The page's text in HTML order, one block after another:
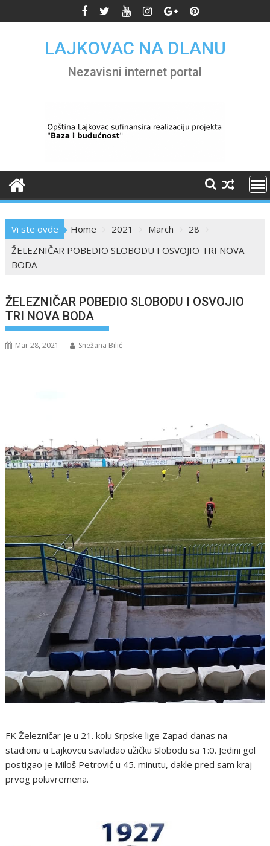
to
LAJKOVAC NA DLANU
Nezavisni internet portal
Vi ste ovde Home 2021 March
28
ŽELEZNIČAR POBEDIO SLOBODU I OSVOJIO TRI NOVA
BODA
ŽELEZNIČAR POBEDIO SLOBODU I OSVOJIO
TRI NOVA BODA
Mar 28, 2021 Snežana Bilić
FK Železničar je u 21. kolu Srpske lige Zapad danas na
stadionu u Lajkovcu savladao užičku Slobodu sa 1:0. Jedini gol
postigao je Miloš Petrović u 45. minutu, dakle pred sam kraj
prvog poluvremena.